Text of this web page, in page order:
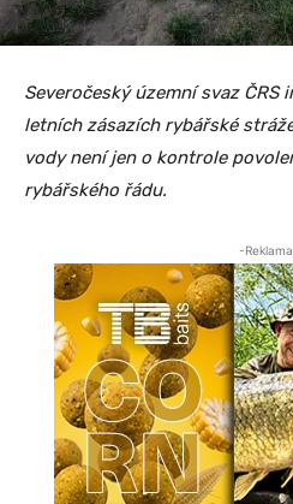
Severočeský územní svaz ČRS
letních zásazích rybářské
vody není jen o kontrole
rybářského řádu.
-